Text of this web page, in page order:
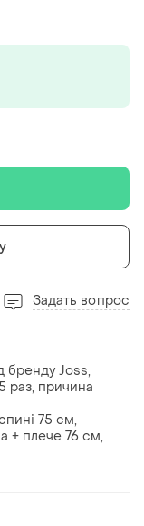
Задать вопрос
бренду Joss,
раз, причина
75 см,
+ плече 76 см,